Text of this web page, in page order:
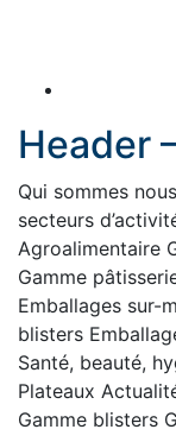
Header
Qui sommes
secteurs
Agroalimentaire
Gamme
Emballages sur-
blisters
Santé, beauté,
Plateaux
Gamme blisters